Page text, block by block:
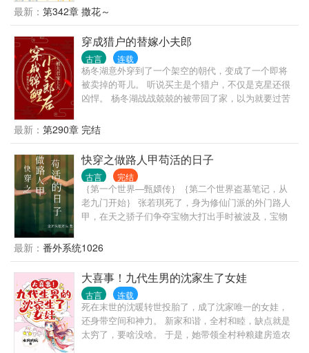
有他一兽的大蛇虎视眈眈，矜矜业业狩猎、种田、纺
织、揍人，让她过上快乐的躺平生活~
最新： 第342章 撒花～
穿成猎户的替嫁小夫郎
古言 连载
杨冬湖意外穿到了一个架空的朝代，变成了一个即将
被卖掉的哥儿。 听说买主是个猎户，不仅是克星还很
凶悍。 杨冬湖战战兢兢的被带回了家，以为就要过苦
子。 而且说好的凶悍呢，碰碰手就脸红的是谁啊。 猎
户身高腿长一身腱子肉，妥妥的古代版 180+黑皮体育
生。 杨冬湖极力压制住嘴角的笑容，这哪是克星，这
明明是久旱逢甘霖啊。
最新： 第290章 完结
快穿之做路人甲苟活的日子
古言 完结
｛第一个世界—甄嬛传｝｛第二个世界盗墓笔记，从
老九门开始｝ 张若琪死了，身为修仙门派的外门路人
甲，在天之骄子们争夺宝物大打出手时被波及，宝物
碎片砸中直接无了。空间震荡中，带有时空之力的空
个慢节奏苟文，主角虽然修仙，但是并不会大杀四
方，进入请慎重
最新： 番外系统1026
大喜事！九代生男的沈家生了女娃
古言 连载
死在末世的沈暖转世投胎了，成了沈家唯一的女娃，
还身带空间和神力。 新家和谐，全村和睦，缺点就是
太穷了，要啥没啥。 于是，她带领全村种粮建房造农